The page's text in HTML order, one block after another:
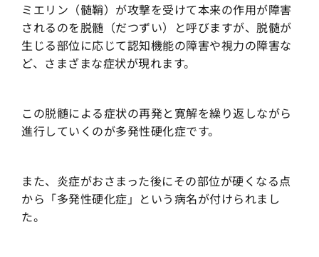
ミエリン（髄鞘）が攻撃を受けて本来の作用が障害
されるのを脱髄（だつずい）と呼びますが、脱髄が
生じる部位に応じて認知機能の障害や視力の障害な
ど、さまざまな症状が現れます。
この脱髄による症状の再発と寛解を繰り返しながら
進行していくのが多発性硬化症です。
また、炎症がおさまった後にその部位が硬くなる点
から「多発性硬化症」という病名が付けられまし
た。